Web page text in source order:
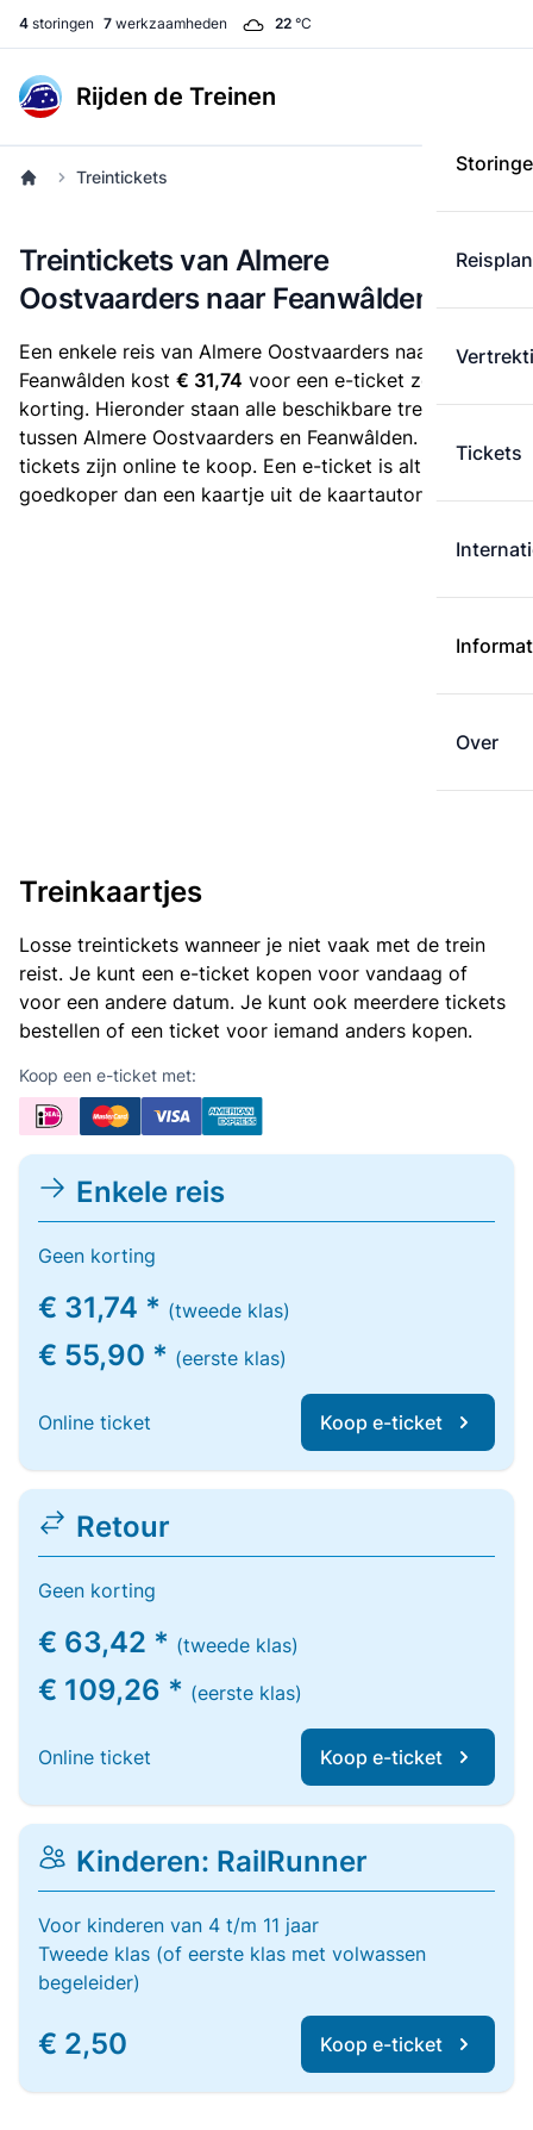
4 storingen 7 werkzaamheden 22 °C
Rijden de Treinen
Tickets
Over
Treintickets
Treintickets van Almere
Oostvaarders naar Feanwâlden
Een enkele reis van Almere Oostvaarders naar
Feanwâlden kost € 31,74 voor een e-ticket zonder
korting. Hieronder staan alle beschikbare treintickets
tussen Almere Oostvaarders en Feanwâlden. Deze
tickets zijn online te koop. Een e-ticket is altijd
goedkoper dan een kaartje uit de kaartautomaat.
Treinkaartjes
Losse treintickets wanneer je niet vaak met de trein
reist. Je kunt een e-ticket kopen voor vandaag of
voor een andere datum. Je kunt ook meerdere tickets
bestellen of een ticket voor iemand anders kopen.
Koop een e-ticket met:
Enkele reis
Geen korting
€ 31,74 * (tweede klas)
€ 55,90 * (eerste klas)
Online ticket Koop e-ticket
Retour
Geen korting
€ 63,42 * (tweede klas)
€ 109,26 * (eerste klas)
Online ticket Koop e-ticket
Kinderen: RailRunner
Voor kinderen van 4 t/m 11 jaar
Tweede klas (of eerste klas met volwassen
begeleider)
€ 2,50 Koop e-ticket